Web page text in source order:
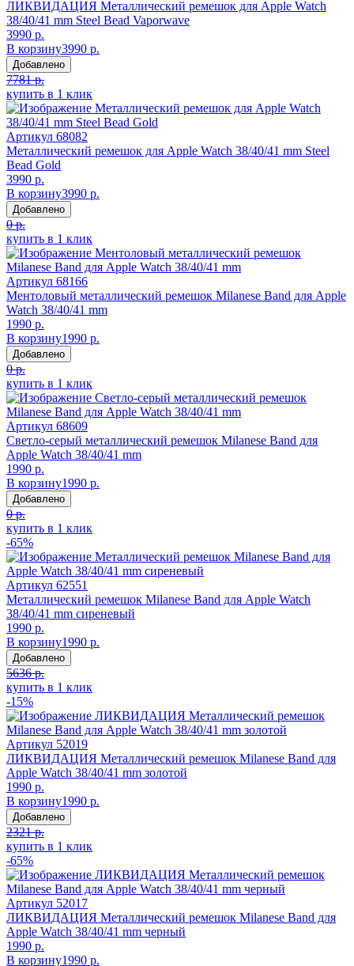
ЛИКВИДАЦИЯ Металлический ремешок для Apple Watch
38/40/41 mm Steel Bead Vaporwave
3990 р.
В корзину3990 р.
Добавлено
7781 р.
купить в 1 клик
Артикул 68082
Металлический ремешок для Apple Watch 38/40/41 mm Steel
Bead Gold
3990 р.
В корзину3990 р.
Добавлено
0 р.
купить в 1 клик
Артикул 68166
Ментоловый металлический ремешок Milanese Band для Apple
Watch 38/40/41 mm
1990 р.
В корзину1990 р.
Добавлено
0 р.
купить в 1 клик
Артикул 68609
Светло-серый металлический ремешок Milanese Band для
Apple Watch 38/40/41 mm
1990 р.
В корзину1990 р.
Добавлено
0 р.
купить в 1 клик
-65%
Артикул 62551
Металлический ремешок Milanese Band для Apple Watch
38/40/41 mm сиреневый
1990 р.
В корзину1990 р.
Добавлено
5636 р.
купить в 1 клик
-15%
Артикул 52019
ЛИКВИДАЦИЯ Металлический ремешок Milanese Band для
Apple Watch 38/40/41 mm золотой
1990 р.
В корзину1990 р.
Добавлено
2321 р.
купить в 1 клик
-65%
Артикул 52017
ЛИКВИДАЦИЯ Металлический ремешок Milanese Band для
Apple Watch 38/40/41 mm черный
1990 р.
В корзину1990 р.